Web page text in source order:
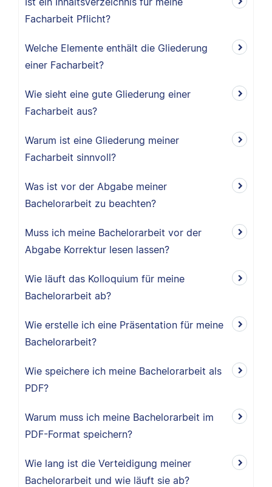
Facharbeit Pflicht?
Welche Elemente enthält die Gliederung
einer Facharbeit?
Wie sieht eine gute Gliederung einer
Facharbeit aus?
Warum ist eine Gliederung meiner
Facharbeit sinnvoll?
Was ist vor der Abgabe meiner
Bachelorarbeit zu beachten?
Muss ich meine Bachelorarbeit vor der
Abgabe Korrektur lesen lassen?
Wie läuft das Kolloquium für meine
Bachelorarbeit ab?
Wie erstelle ich eine Präsentation für meine
Bachelorarbeit?
Wie speichere ich meine Bachelorarbeit als
PDF?
Warum muss ich meine Bachelorarbeit im
PDF-Format speichern?
Wie lang ist die Verteidigung meiner
Bachelorarbeit und wie läuft sie ab?